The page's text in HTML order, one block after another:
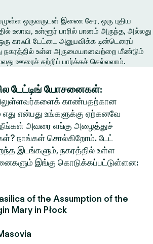
ஒருவருடன் இணை சேர, ஒரு புதிய
உலாவ, உள்ளூர் பாரில் பானம் அருந்த, அல்லது
காஃபி டேட்டை அனுபவிக்க டின்டெரைப்
நகரத்தில் உள்ள அருமையானவற்றை மீண்டும்
ஊரைச் சுற்றிப் பார்க்கச் செல்லலாம்.
டேட்டிங் யோசனைகள்:
காண்பதற்கான
என்பது உங்களுக்கு ஏற்கனவே
நீங்கள் அவரை எங்கு அழைத்துச்
நாங்கள் சொல்கிறோம். டேட்
இடங்களும், நகரத்தில் உள்ள
இங்கு கொடுக்கப்பட்டுள்ளன:
of the Assumption of the
Mary in Płock